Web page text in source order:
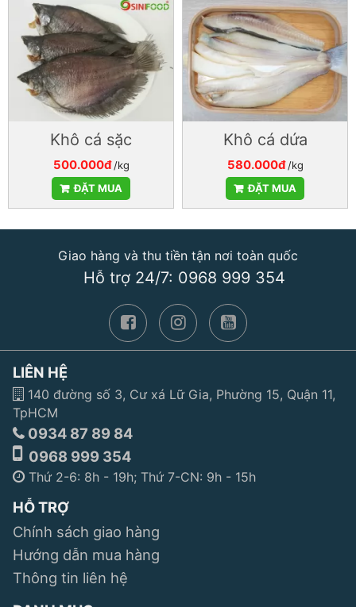
Khô cá sặc
500.000đ /kg
ĐẶT MUA
Khô cá dứa
580.000đ /kg
ĐẶT MUA
Giao hàng và thu tiền tận nơi toàn quốc
Hỗ trợ 24/7: 0968 999 354
LIÊN HỆ
140 đường số 3, Cư xá Lữ Gia, Phường 15, Quận 11,
TpHCM
0934 87 89 84
0968 999 354
Thứ 2-6: 8h - 19h; Thứ 7-CN: 9h - 15h
HỖ TRỢ
Chính sách giao hàng
Hướng dẫn mua hàng
Thông tin liên hệ